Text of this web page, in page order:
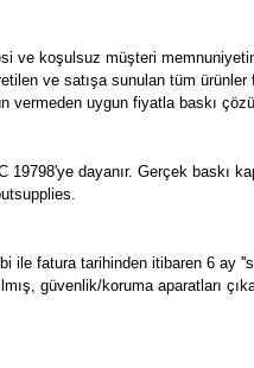
ve koşulsuz müşteri
ve satışa sunulan tüm ürünler
vermeden uygun fiyatla baskı
dayanır. Gerçek baskı
fatura tarihinden itibaren 6 ay
güvenlik/koruma aparatları